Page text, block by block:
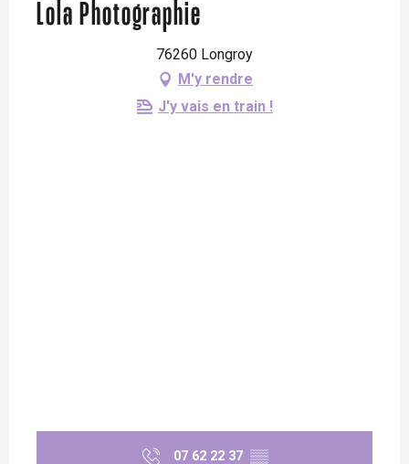
Lola Photographie
76260 Longroy
M'y rendre
J'y vais en train !
07 62 22 37 ▒▒